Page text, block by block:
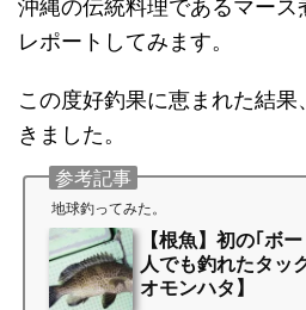
沖縄の伝統料理であるマー
レポートしてみます。
この度好釣果に恵まれた結
きました。
地球釣ってみた。
参考記事
【根魚】初の｢ボ
人でも釣れたタッ
オモンハタ】